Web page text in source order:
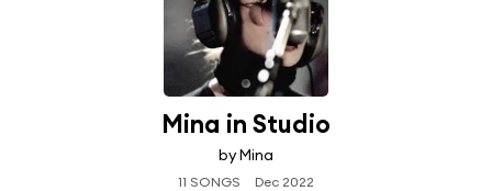
Mina in Studio
by Mina
11 SONGS Dec 2022